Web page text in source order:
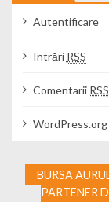
Autentificare
Intrări RSS
Comentarii RSS
WordPress.org
BURSA
PARTENER